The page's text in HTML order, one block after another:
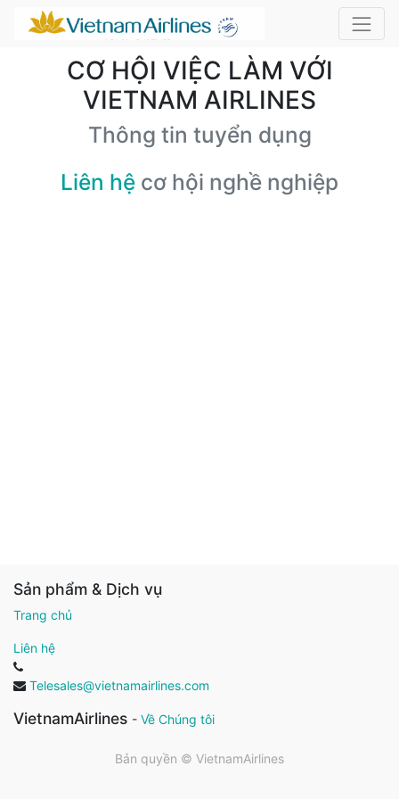
CƠ HỘI VIỆC LÀM VỚI
VIETNAM AIRLINES
Thông tin tuyển dụng
Liên hệ cơ hội nghề nghiệp
Sản phẩm & Dịch vụ
Trang chủ
Liên hệ
Telesales@vietnamairlines.com
VietnamAirlines - Về Chúng tôi
Bản quyền © VietnamAirlines